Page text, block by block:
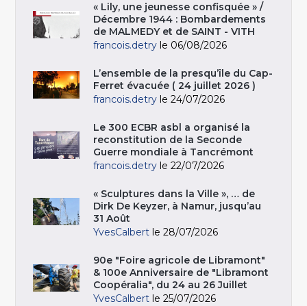
« Lily, une jeunesse confisquée » /
Décembre 1944 : Bombardements
de MALMEDY et de SAINT - VITH
francois.detry le 06/08/2026
L’ensemble de la presqu’île du Cap-
Ferret évacuée ( 24 juillet 2026 )
francois.detry le 24/07/2026
Le 300 ECBR asbl a organisé la
reconstitution de la Seconde
Guerre mondiale à Tancrémont
francois.detry le 22/07/2026
« Sculptures dans la Ville », … de
Dirk De Keyzer, à Namur, jusqu’au
31 Août
YvesCalbert le 28/07/2026
90e "Foire agricole de Libramont"
& 100e Anniversaire de "Libramont
Coopéralia", du 24 au 26 Juillet
YvesCalbert le 25/07/2026